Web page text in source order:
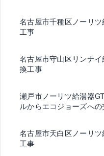
名古屋市千種区ノーリ
工事
名古屋市守山区リンナ
換工事
瀬戸市ノーリツ給湯器
ルからエコジョーズへ
名古屋市天白区ノーリ
工事